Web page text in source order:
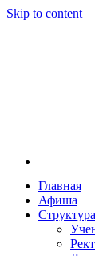
Skip to content
году
Главная
Афиша
Структура